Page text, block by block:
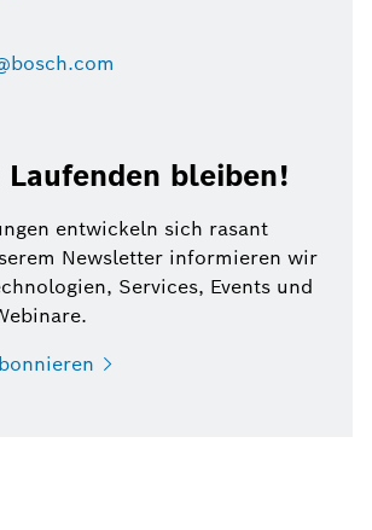
Laufenden bleiben!
entwickeln sich rasant
Newsletter informieren wir
Services, Events und